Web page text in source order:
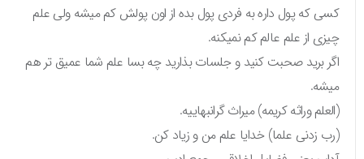
کسی که پول داره به فردی پول بده از اون پولش کم میشه ولی علم
چیزی از علم عالم کم نمیکنه.
اگر برید صحبت کنید و جلسات بذارید چه بسا علم شما عمیق تر هم
میشه.
(العلم وراثه کریمه) میراث گرانبهاییه.
(رب زدنی علما) خدایا علم من و زیاد کن.